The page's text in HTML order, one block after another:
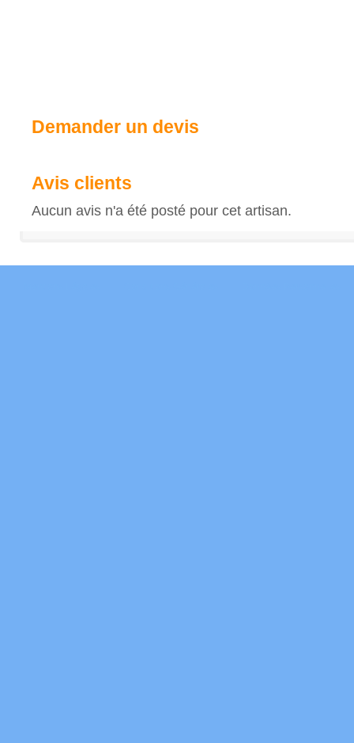
Demander un devis
Avis clients
Aucun avis n'a été posté pour cet artisan.